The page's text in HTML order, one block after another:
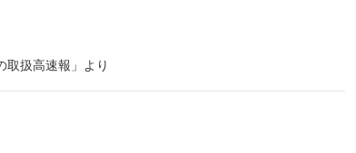
取扱高速報」より